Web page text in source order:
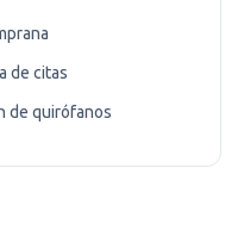
de citas
de quirófanos